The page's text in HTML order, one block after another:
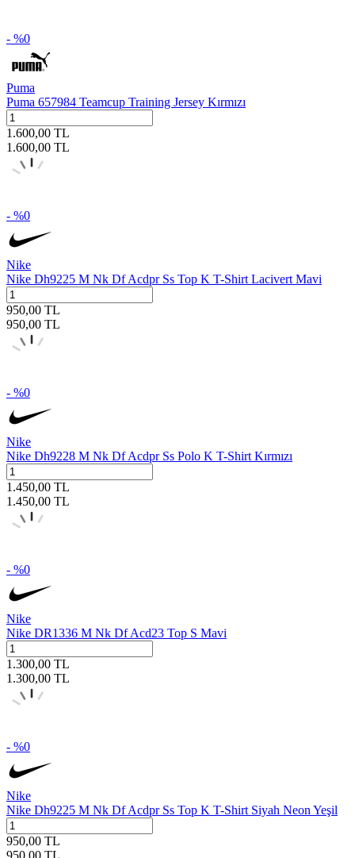
- %0
Puma
Puma 657984 Teamcup Training Jersey Kırmızı
1.600,00 TL
1.600,00 TL
- %0
Nike
Nike Dh9225 M Nk Df Acdpr Ss Top K T-Shirt Lacivert Mavi
950,00 TL
950,00 TL
- %0
Nike
Nike Dh9228 M Nk Df Acdpr Ss Polo K T-Shirt Kırmızı
1.450,00 TL
1.450,00 TL
- %0
Nike
Nike DR1336 M Nk Df Acd23 Top S Mavi
1.300,00 TL
1.300,00 TL
- %0
Nike
Nike Dh9225 M Nk Df Acdpr Ss Top K T-Shirt Siyah Neon Yeşil
950,00 TL
950,00 TL